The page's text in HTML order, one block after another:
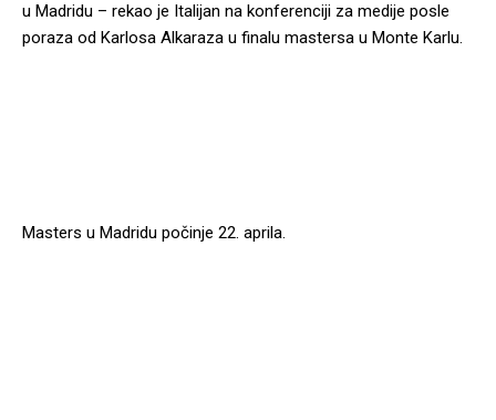
u Madridu – rekao je Italijan na konferenciji za medije posle
poraza od Karlosa Alkaraza u finalu mastersa u Monte Karlu.
Masters u Madridu počinje 22. aprila.